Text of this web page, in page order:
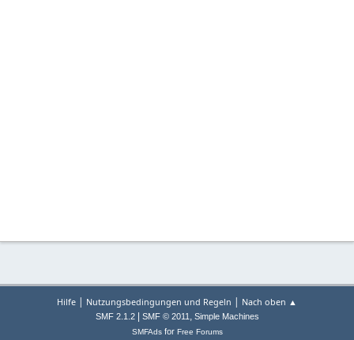
Hilfe Nutzungsbedingungen und Regeln Nach oben ▲
SMF 2.1.2| SMF © 2011, Simple Machines
SMFAdsfor Free Forums